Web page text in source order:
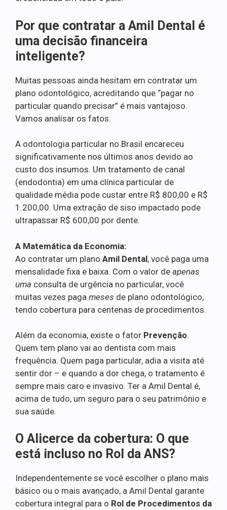
Por que contratar a Amil Dental é
uma decisão financeira
inteligente?
Muitas pessoas ainda hesitam em contratar um
plano odontológico, acreditando que “pagar no
particular quando precisar” é mais vantajoso.
Vamos analisar os fatos.
A odontologia particular no Brasil encareceu
significativamente nos últimos anos devido ao
custo dos insumos. Um tratamento de canal
(endodontia) em uma clínica particular de
qualidade média pode custar entre R$ 800,00 e R$
1.200,00. Uma extração de siso impactado pode
ultrapassar R$ 600,00 por dente.
A Matemática da Economia:
Ao contratar um plano Amil Dental, você paga uma
mensalidade fixa e baixa. Com o valor de apenas
uma consulta de urgência no particular, você
muitas vezes paga meses de plano odontológico,
tendo cobertura para centenas de procedimentos.
Além da economia, existe o fator Prevenção.
Quem tem plano vai ao dentista com mais
frequência. Quem paga particular, adia a visita até
sentir dor – e quando a dor chega, o tratamento é
sempre mais caro e invasivo. Ter a Amil Dental é,
acima de tudo, um seguro para o seu patrimônio e
sua saúde.
O Alicerce da cobertura: O que
está incluso no Rol da ANS?
Independentemente se você escolher o plano mais
básico ou o mais avançado, a Amil Dental garante
cobertura integral para o Rol de Procedimentos da